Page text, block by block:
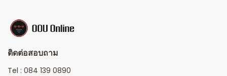
ติดต่อสอบถาม
Tel : 084 139 0890